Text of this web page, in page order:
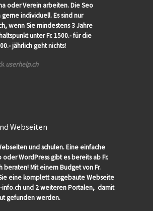
oder Verein arbeiten. Die Seo
individuell. Es sind nur
wenn Sie mindestens 3 Jahre
unter Fr. 1500.- für die
jährlich geht nichts!
userhelp.ch
Webseiten
und schulen. Eine einfache
WordPress gibt es bereits ab Fr.
beraten! Mit einem Budget von Fr.
eine komplett ausgebaute Webseite
info.ch und 2 weiteren Portalen, damit
gefunden werden.